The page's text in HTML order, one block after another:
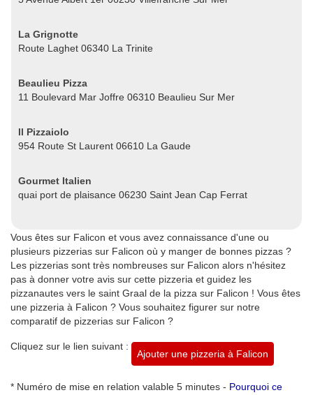
La Grignotte
Route Laghet 06340 La Trinite
Beaulieu Pizza
11 Boulevard Mar Joffre 06310 Beaulieu Sur Mer
Il Pizzaiolo
954 Route St Laurent 06610 La Gaude
Gourmet Italien
quai port de plaisance 06230 Saint Jean Cap Ferrat
Vous êtes sur Falicon et vous avez connaissance d'une ou
plusieurs pizzerias sur Falicon où y manger de bonnes pizzas ?
Les pizzerias sont très nombreuses sur Falicon alors n'hésitez
pas à donner votre avis sur cette pizzeria et guidez les
pizzanautes vers le saint Graal de la pizza sur Falicon ! Vous êtes
une pizzeria à Falicon ? Vous souhaitez figurer sur notre
comparatif de pizzerias sur Falicon ?
Cliquez sur le lien suivant :
Ajouter une pizzeria à Falicon
* Numéro de mise en relation valable 5 minutes - Pourquoi ce